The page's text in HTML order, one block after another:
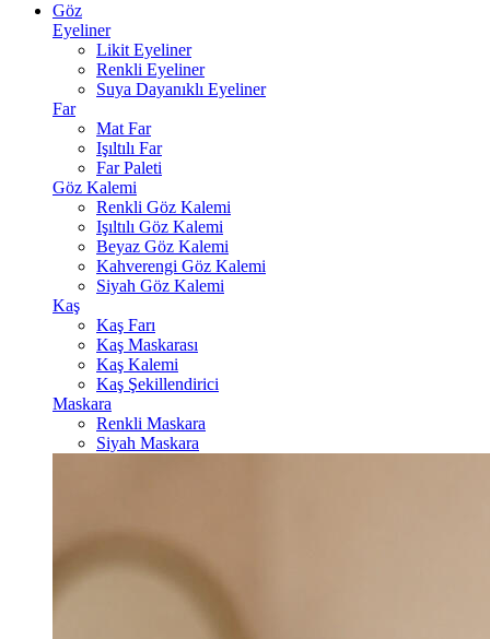
Göz
Eyeliner
Likit Eyeliner
Renkli Eyeliner
Suya Dayanıklı Eyeliner
Far
Mat Far
Işıltılı Far
Far Paleti
Göz Kalemi
Renkli Göz Kalemi
Işıltılı Göz Kalemi
Beyaz Göz Kalemi
Kahverengi Göz Kalemi
Siyah Göz Kalemi
Kaş
Kaş Farı
Kaş Maskarası
Kaş Kalemi
Kaş Şekillendirici
Maskara
Renkli Maskara
Siyah Maskara